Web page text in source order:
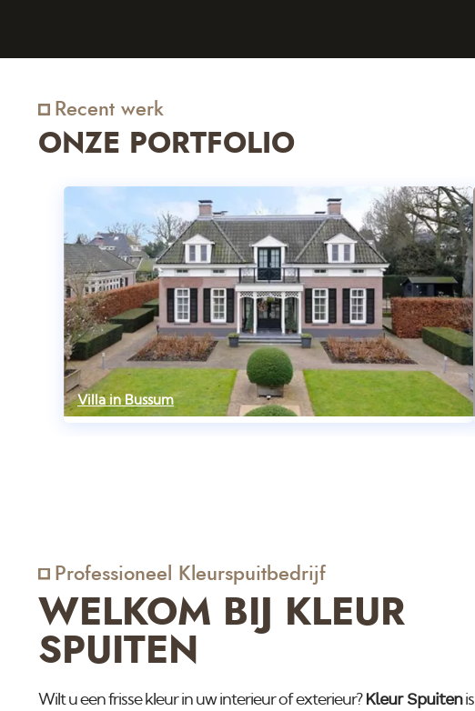
Recent werk
ONZE PORTFOLIO
Villa in Bussum
Professioneel Kleurspuitbedrijf
WELKOM BIJ KLEUR
SPUITEN
Wilt u een frisse kleur in uw interieur of exterieur? Kleur Spuitenis